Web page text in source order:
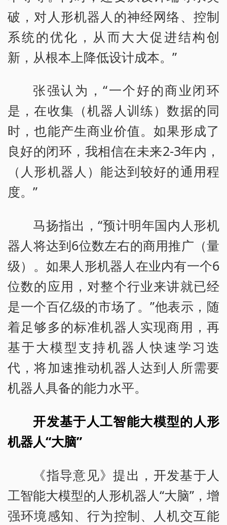
破，对人形机器人的神经网络、控制
系统的优化，从而大大促进结构创
新，从根本上降低设计成本。”
张强认为，“一个好的商业闭环
是，在收集（机器人训练）数据的同
时，也能产生商业价值。如果形成了
良好的闭环，我相信在未来2-3年内，
（人形机器人）能达到较好的通用程
度。”
马扬指出，“预计明年国内人形机
器人将达到6位数左右的商用推广（量
级）。如果人形机器人在业内有一个6
位数的应用，对整个行业来讲就已经
是一个百亿级的市场了。”他表示，随
着足够多的标准机器人实现商用，再
基于大模型支持机器人快速学习迭
代，将加速推动机器人达到人所需要
机器人具备的能力水平。
开发基于人工智能大模型的人形
机器人“大脑”
《指导意见》提出，开发基于人
工智能大模型的人形机器人“大脑”，增
强环境感知、行为控制、人机交互能